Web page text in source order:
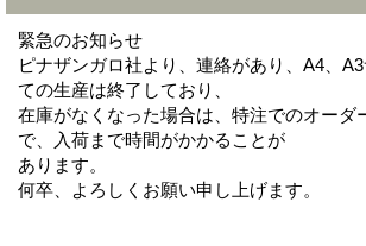
緊急のお知らせ
ピナザンガロ社より、連絡があり、A4、
ての生産は終了しており、
在庫がなくなった場合は、特注でのオーダ
で、入荷まで時間がかかることが
あります。
何卒、よろしくお願い申し上げます。